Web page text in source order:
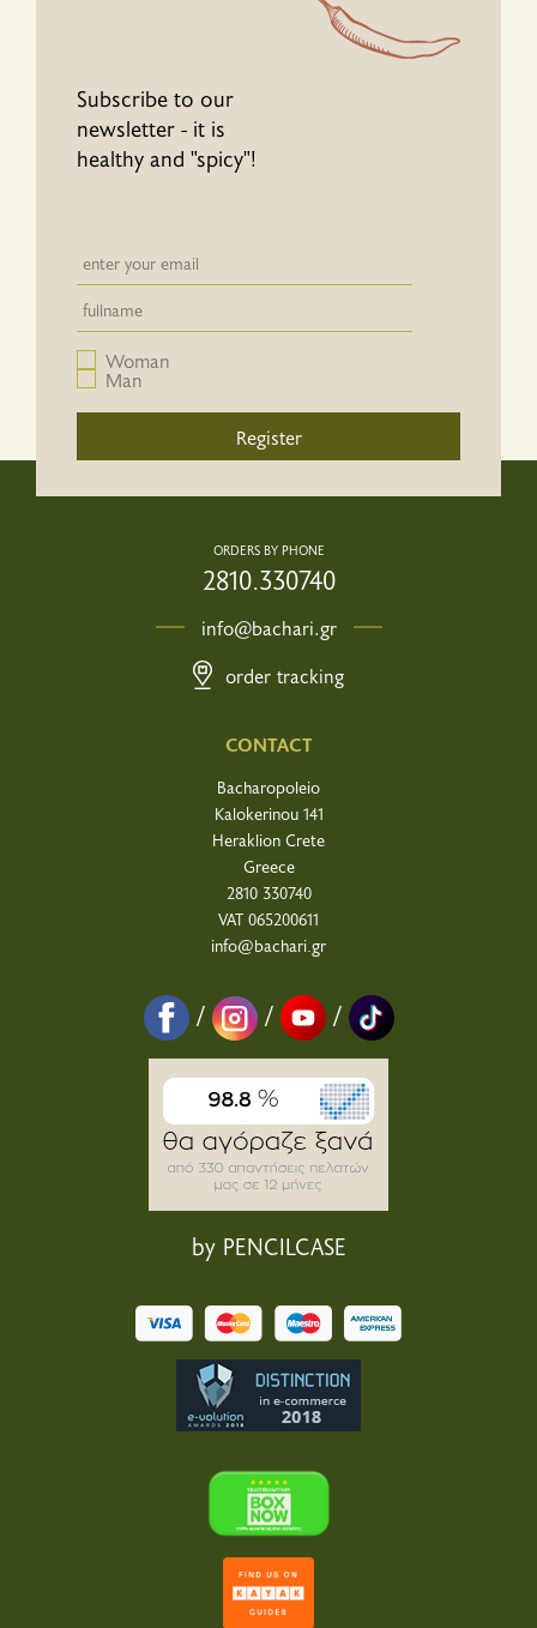
Subscribe to our
newsletter - it is
healthy and "spicy"!
Newsletter email input field
Newsletter email input field
Woman
Man
Register
CONTACT
Bacharopoleio
Kalokerinou 141
Heraklion Crete
Greece
2810 330740
VAT 065200611
info@bachari.gr
/ / /
by PENCILCASE
ORDERS BY PHONE
2810.330740
info@bachari.gr
order tracking